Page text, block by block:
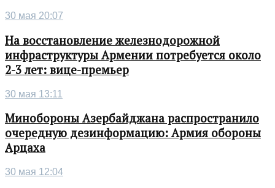
30 мая 20:07
На восстановление железнодорожной
инфраструктуры Армении потребуется около
2-3 лет: вице-премьер
30 мая 13:11
Минобороны Азербайджана распространило
очередную дезинформацию: Армия обороны
Арцаха
30 мая 12:04